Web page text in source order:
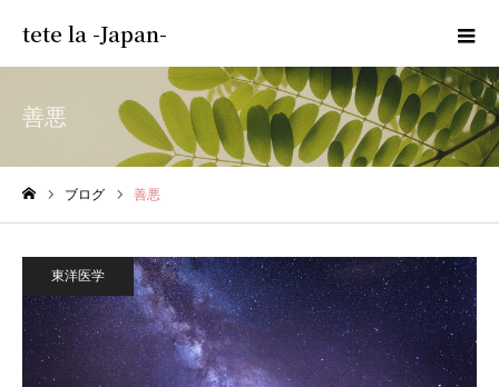
tete la -Japan-
善悪
ブログ 善悪
東洋医学